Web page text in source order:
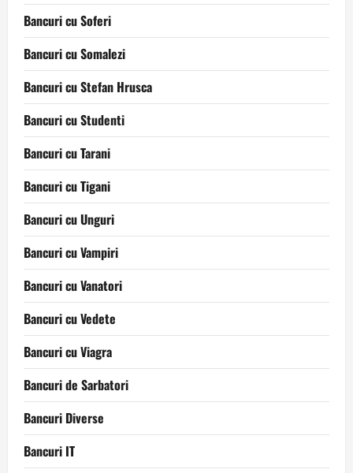
Bancuri cu Soferi
Bancuri cu Somalezi
Bancuri cu Stefan Hrusca
Bancuri cu Studenti
Bancuri cu Tarani
Bancuri cu Tigani
Bancuri cu Unguri
Bancuri cu Vampiri
Bancuri cu Vanatori
Bancuri cu Vedete
Bancuri cu Viagra
Bancuri de Sarbatori
Bancuri Diverse
Bancuri IT